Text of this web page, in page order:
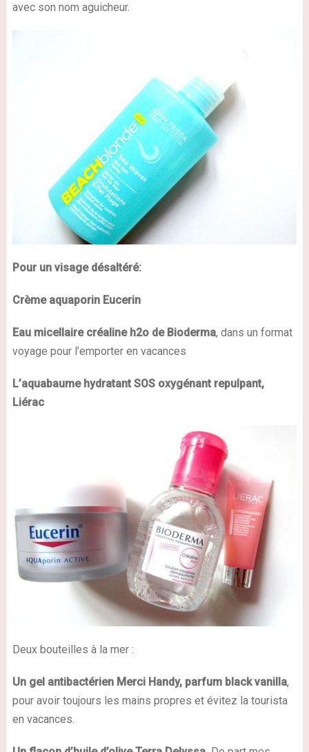
avec son nom aguicheur.
Pour un visage désaltéré:
Crème aquaporin Eucerin
Eau micellaire créaline h2o de Bioderma, dans un format
voyage pour l’emporter en vacances
L’aquabaume hydratant SOS oxygénant repulpant,
Liérac
Deux bouteilles à la mer :
Un gel antibactérien Merci Handy, parfumblack vanilla,
pour avoir toujours les mains propres et évitez la tourista
en vacances.